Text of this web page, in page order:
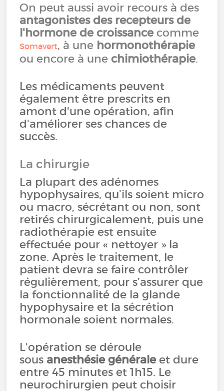
On peut aussi avoir recours à des
antagonistes des recepteurs de
l'hormone de croissance comme
Somavert, à une hormonothérapie
ou encore à unechimiothérapie.
Les médicaments peuvent
également être prescrits en
amont d'une opération, afin
d'améliorer ses chances de
succès.
La chirurgie
La plupart des adénomes
hypophysaires, qu’ils soient micro
ou macro, sécrétant ou non, sont
retirés chirurgicalement, puis une
radiothérapie est ensuite
effectuée pour « nettoyer » la
zone. Après le traitement, le
patient devra se faire contrôler
régulièrement, pour s’assurer que
la fonctionnalité de la glande
hypophysaire et la sécrétion
hormonale soient normales.
L'opération se déroule
sous anesthésie générale et dure
entre 45 minutes et 1h15. Le
neurochirurgien peut choisir